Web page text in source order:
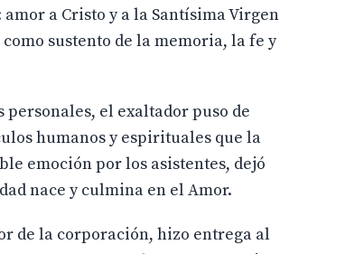
a Cristo y a la Santísima Virgen
sustento de la memoria, la fe y
el exaltador puso de
humanos y espirituales que la
emoción por los asistentes, dejó
nace y culmina en el Amor.
de la corporación, hizo entrega al